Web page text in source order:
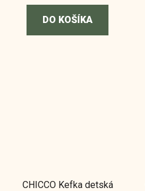
DO KOŠÍKA
CHICCO Kefka detská